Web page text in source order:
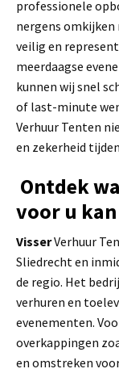
professionele
nergens
veilig en
meerdaagse
kunnen wij snel
of last-minute
Verhuur Tenten
en zekerheid
Ontdek
voor u
VisserVerhuur
Sliedrecht en
de regio. Het
verhuren en
evenementen.
overkappingen
en omstreken